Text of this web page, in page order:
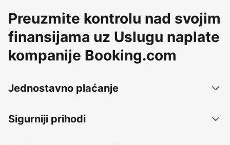
Preuzmite kontrolu nad svojim
finansijama uz Uslugu naplate
kompanije Booking.com
Jednostavno plaćanje
Sigurniji prihodi